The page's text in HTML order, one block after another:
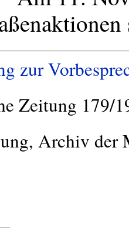
zur
Zeitung 179/
Archiv der